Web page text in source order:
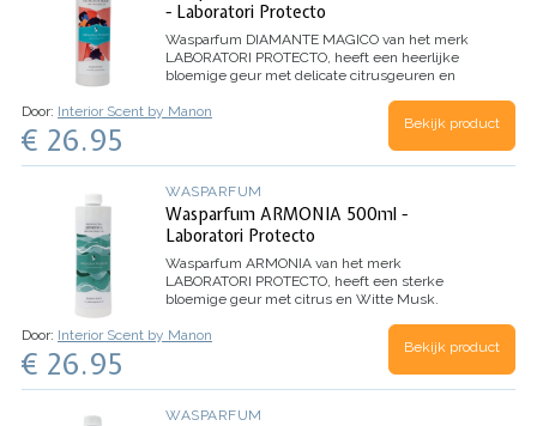
- Laboratori Protecto
Wasparfum DIAMANTE MAGICO van het merk
LABORATORI PROTECTO, heeft een heerlijke
bloemige geur met delicate citrusgeuren en
wasparfum, evolueert het parfum beter en
Inhoud 500ml
Door: Interior Scent by Manon
€ 26.95 Bekijk product
WASPARFUM
Wasparfum ARMONIA 500ml -
Laboratori Protecto
Wasparfum ARMONIA van het merk
LABORATORI PROTECTO, heeft een sterke
bloemige geur met citrus en Witte Musk.
evolueert het parfum beter en behoudt het de
Inhoud 500ml (voor 100
Door: Interior Scent by Manon
€ 26.95 Bekijk product
WASPARFUM